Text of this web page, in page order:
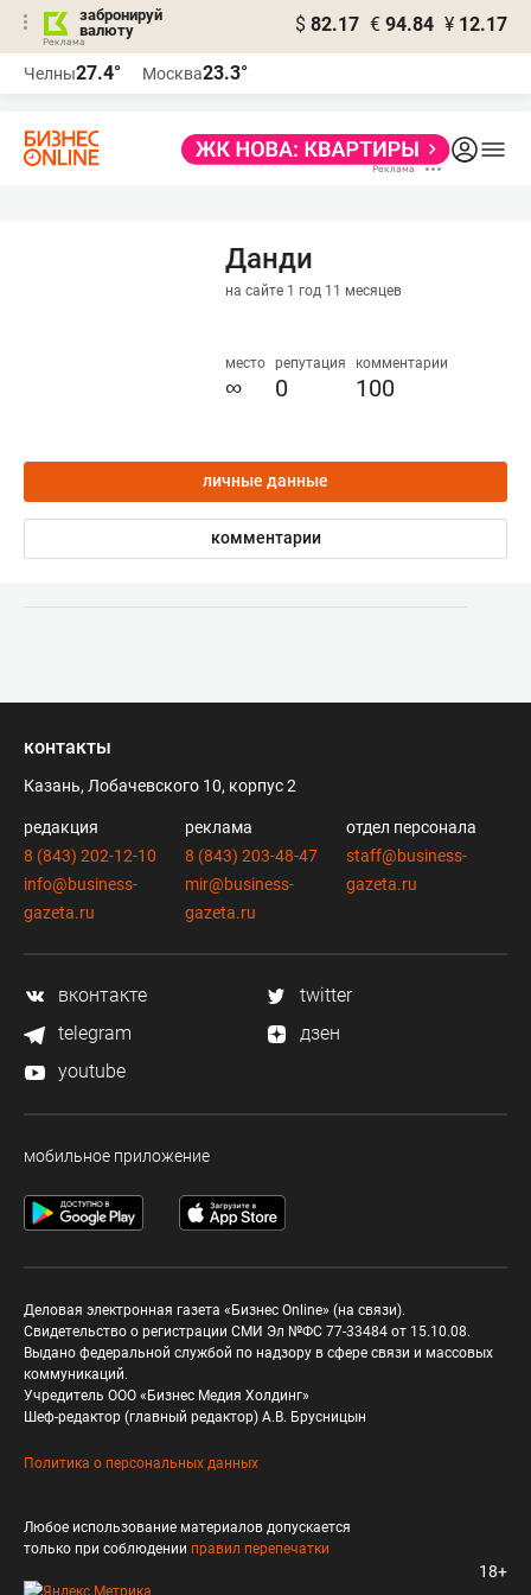
забронируй
валюту
$ 82.17 € 94.84 ¥ 12.17
Челны27.4° Москва23.3°
Данди
на сайте 1 год 11 месяцев
место
∞
репутация
0
комментарии
100
личные данные
комментарии
контакты
Казань, Лобачевского 10, корпус 2
редакция
8 (843) 202-12-10
info@business-
gazeta.ru
реклама
8 (843) 203-48-47
mir@business-
gazeta.ru
отдел персонала
staff@business-
gazeta.ru
вконтакте
twitter
telegram
дзен
youtube
мобильное приложение
Деловая электронная газета «Бизнес Online» (на связи).
Свидетельство о регистрации СМИ Эл №ФС 77-33484 от 15.10.08.
Выдано федеральной службой по надзору в сфере связи и массовых
коммуникаций.
Учредитель ООО «Бизнес Медия Холдинг»
Шеф-редактор (главный редактор) А.В. Брусницын
Политика о персональных данных
Любое использование материалов допускается
только при соблюдении правил перепечатки
18+